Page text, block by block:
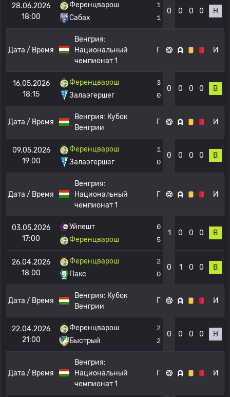
28.06.2026
18:00
Ференцварош
Сабах
1
1
0 0 0 0 Н
Дата / Время
Венгрия:
Национальный
чемпионат 1
Г И
16.05.2026
18:15
Ференцварош
Залаэгершег
3
0
0 0 0 0 В
Дата / Время
Венгрия: Кубок
Венгрии
Г И
09.05.2026
19:00
Ференцварош
Залаэгершег
1
0
0 0 0 0 В
Дата / Время
Венгрия:
Национальный
чемпионат 1
Г И
03.05.2026
17:00
Уйпешт
Ференцварош
0
5
1 0 0 0 В
26.04.2026
18:00
Ференцварош
Пакс
2
0
0 1 0 0 В
Дата / Время
Венгрия: Кубок
Венгрии
Г И
22.04.2026
21:00
Ференцварош
Быстрый
2
2
0 0 0 0 Н
Дата / Время
Венгрия:
Национальный
чемпионат 1
Г И